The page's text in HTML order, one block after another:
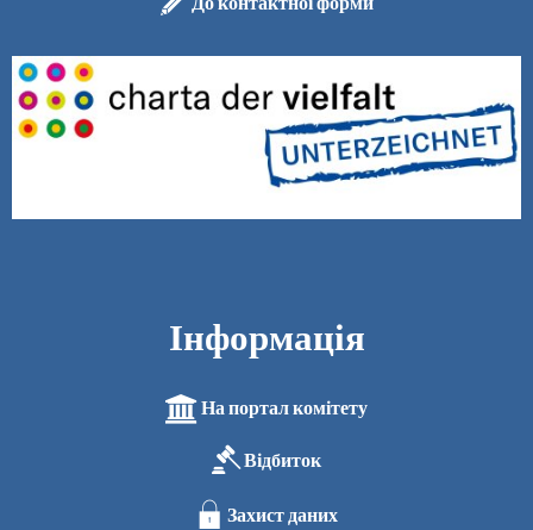
Інформація
На портал комітету
Відбиток
Захист даних